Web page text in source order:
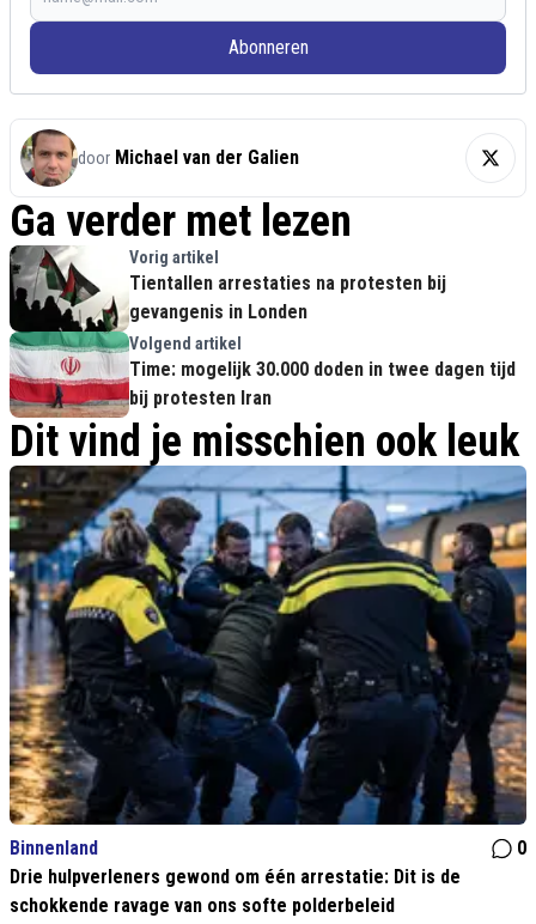
Abonneren
door Michael van der Galien
Ga verder met lezen
Vorig artikel
Tientallen arrestaties na protesten bij
gevangenis in Londen
Volgend artikel
Time: mogelijk 30.000 doden in twee dagen tijd
bij protesten Iran
Dit vind je misschien ook leuk
Binnenland
0
Drie hulpverleners gewond om één arrestatie: Dit is de
schokkende ravage van ons softe polderbeleid